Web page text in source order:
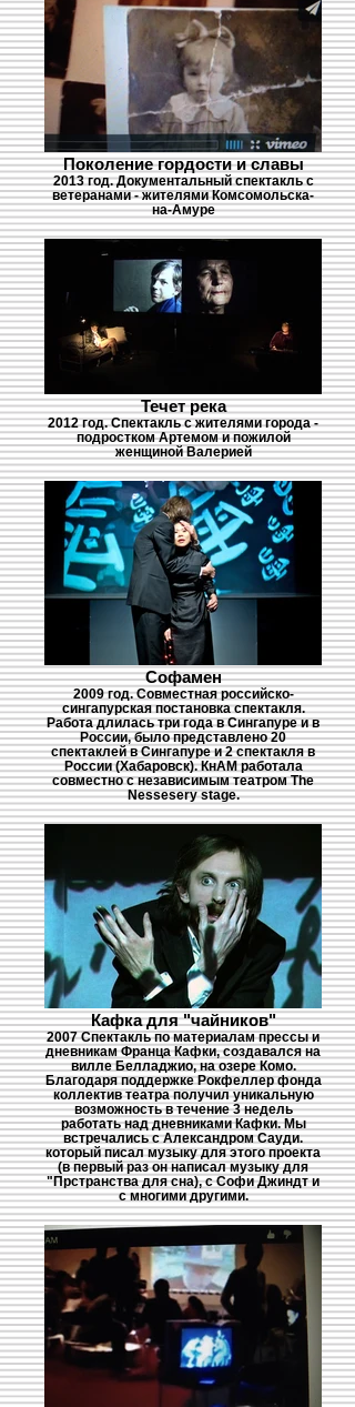
Поколение гордости и славы
2013 год. Документальный спектакль с
ветеранами - жителями Комсомольска-
на-Амуре
Течет река
2012 год. Спектакль с жителями города -
подростком Артемом и пожилой
женщиной Валерией
Софамен
2009 год. Совместная российско-
сингапурская постановка спектакля.
Работа длилась три года в Сингапуре и в
России, было представлено 20
спектаклей в Сингапуре и 2 спектакля в
России (Хабаровск). КнАМ работала
совместно с независимым театром The
Nessesery stage.
Кафка для "чайников"
2007 Спектакль по материалам прессы и
дневникам Франца Кафки, создавался на
вилле Белладжио, на озере Комо.
Благодаря поддержке Рокфеллер фонда
коллектив театра получил уникальную
возможность в течение 3 недель
работать над дневниками Кафки. Мы
встречались с Александром Сауди.
который писал музыку для этого проекта
(в первый раз он написал музыку для
"Прстранства для сна), с Софи Джиндт и
с многими другими.